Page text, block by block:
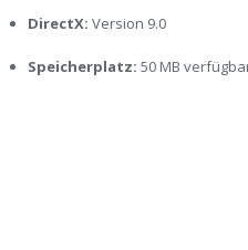
DirectX: Version 9.0
Speicherplatz: 50 MB